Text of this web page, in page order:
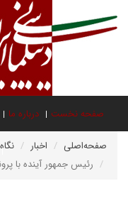
صفحه نخست درباره ما
صفحه‌اصلی اخبار
رئیس جمهور آینده با